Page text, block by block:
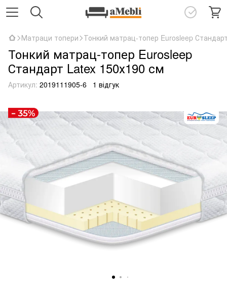
Матраци топери Тонкий матрац-топер Eurosleep
Тонкий матрац-топер Eurosleep
Стандарт Latex 150х190 см
Артикул: 2019111905-6 1 відгук